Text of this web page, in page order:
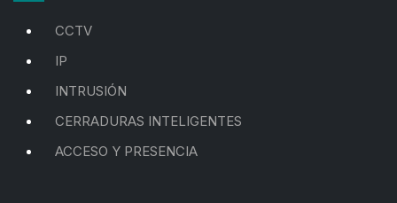
CCTV
IP
INTRUSIÓN
CERRADURAS INTELIGENTES
ACCESO Y PRESENCIA